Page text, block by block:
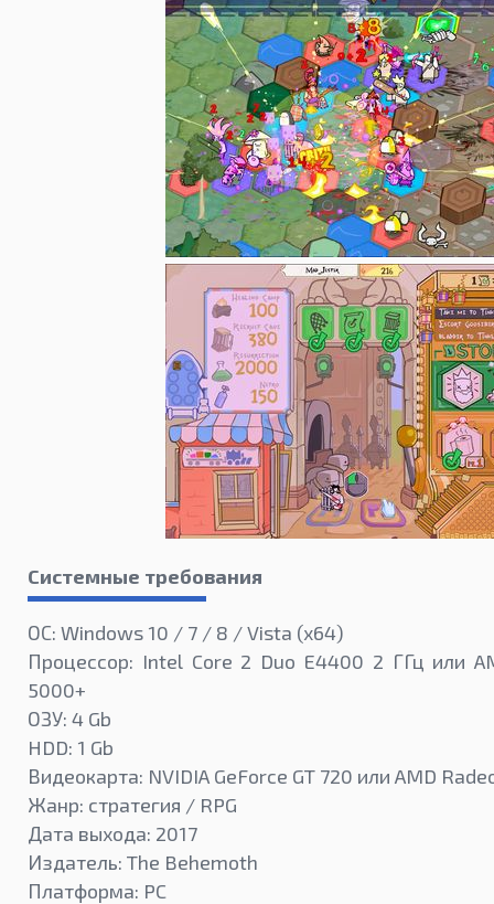
Системные требования
ОС: Windows 10 / 7 / 8 / Vista (x64)
Процессор: Intel Core 2 Duo E4400 2 ГГц или
5000+
ОЗУ: 4 Gb
HDD: 1 Gb
Видеокарта: NVIDIA GeForce GT 720 или AMD
Жанр: стратегия / RPG
Дата выхода: 2017
Издатель: The Behemoth
Платформа: PC